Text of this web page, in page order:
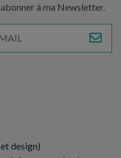
design)
à ma Newsletter.